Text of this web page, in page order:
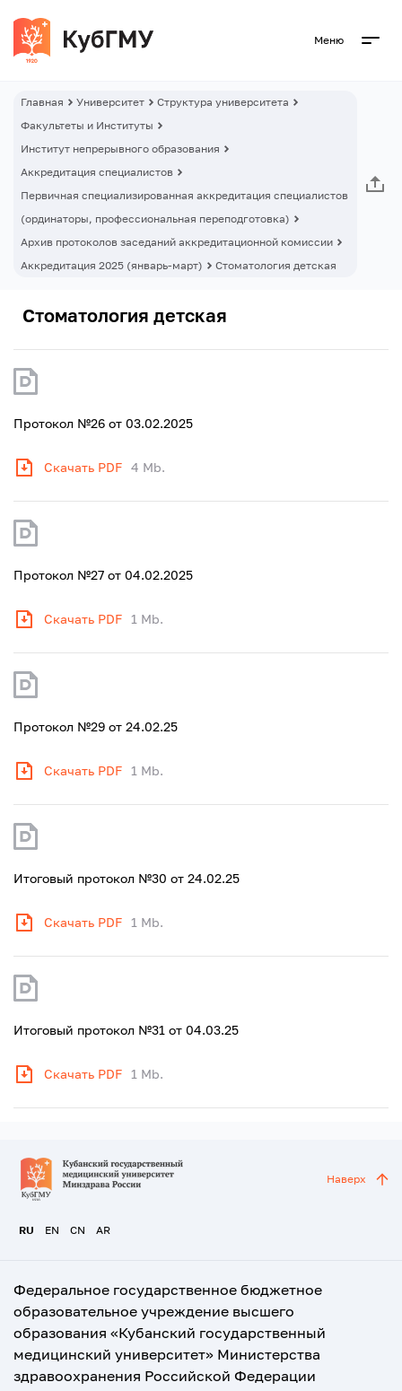
Меню
Главная Университет
Структура университета
Факультеты и Институты
Институт непрерывного образования
Аккредитация специалистов
Первичная специализированная аккредитация специалистов
(ординаторы, профессиональная переподготовка)
Архив протоколов заседаний аккредитационной комиссии
Аккредитация 2025 (январь-март)
Стоматология детская
Стоматология детская
Протокол №26 от 03.02.2025
Скачать PDF 4 Mb.
Протокол №27 от 04.02.2025
Скачать PDF 1 Mb.
Протокол №29 от 24.02.25
Скачать PDF 1 Mb.
Итоговый протокол №30 от 24.02.25
Скачать PDF 1 Mb.
Итоговый протокол №31 от 04.03.25
Скачать PDF 1 Mb.
RU EN CN AR
Наверх
Федеральное государственное бюджетное
образовательное учреждение высшего
образования «Кубанский государственный
медицинский университет» Министерства
здравоохранения Российской Федерации